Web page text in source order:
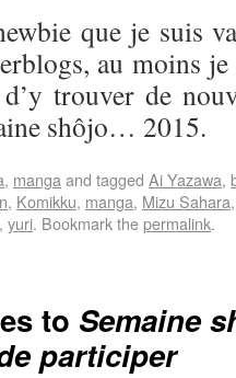
que je suis
au moins
trouver de
shôjo… 2015.
, mangaand tagged Ai Yazawa,
, Komikku, manga, Mizu Sahara
, yuri. Bookmark thepermalink.
to Semaine
participer